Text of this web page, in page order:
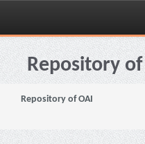
Skip
navigationRepository
Repository of OAI